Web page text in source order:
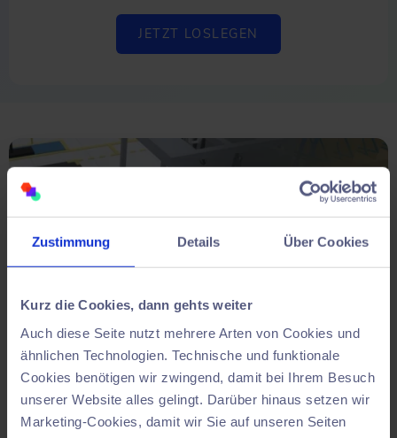
Zustimmung Details Über Cookies
Kurz die Cookies, dann gehts weiter
Auch diese Seite nutzt mehrere Arten von Cookies und
ähnlichen Technologien. Technische und funktionale
Cookies benötigen wir zwingend, damit bei Ihrem Besuch
unserer Website alles gelingt. Darüber hinaus setzen wir
Marketing-Cookies, damit wir Sie auf unseren Seiten
JETZT LOSLEGEN
Triff Entscheidungen
datenbasiert.